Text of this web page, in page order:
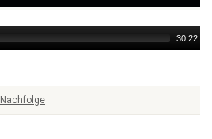
30:22
Nachfolge